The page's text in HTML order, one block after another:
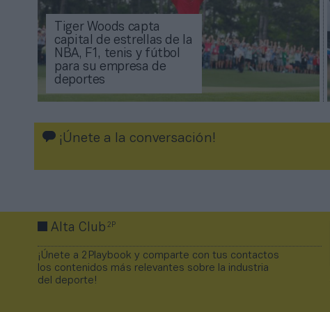
Tiger Woods capta
capital de estrellas de la
NBA, F1, tenis y fútbol
para su empresa de
deportes
¡Únete a la conversación!
Alta Club2P
¡Únete a 2Playbook y comparte con tus contactos
los contenidos más relevantes sobre la industria
del deporte!